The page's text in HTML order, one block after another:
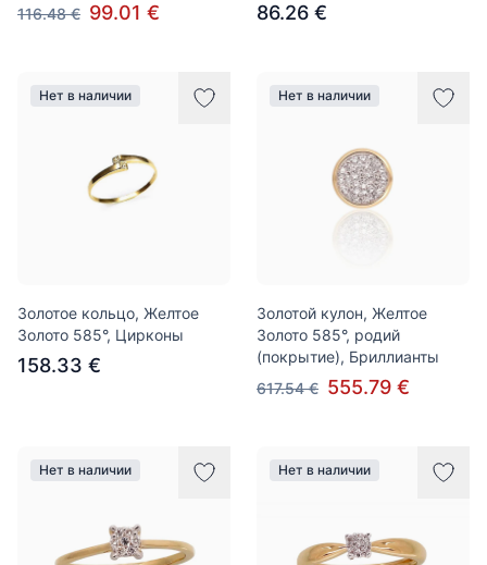
116.48 € 99.01 € 86.26 €
Нет в наличии
Золотое кольцо, Желтое
Золото 585°, Цирконы
158.33 €
Нет в наличии
Золотой кулон, Желтое
Золото 585°, родий
(покрытие), Бриллианты
617.54 € 555.79 €
Нет в наличии Нет в наличии